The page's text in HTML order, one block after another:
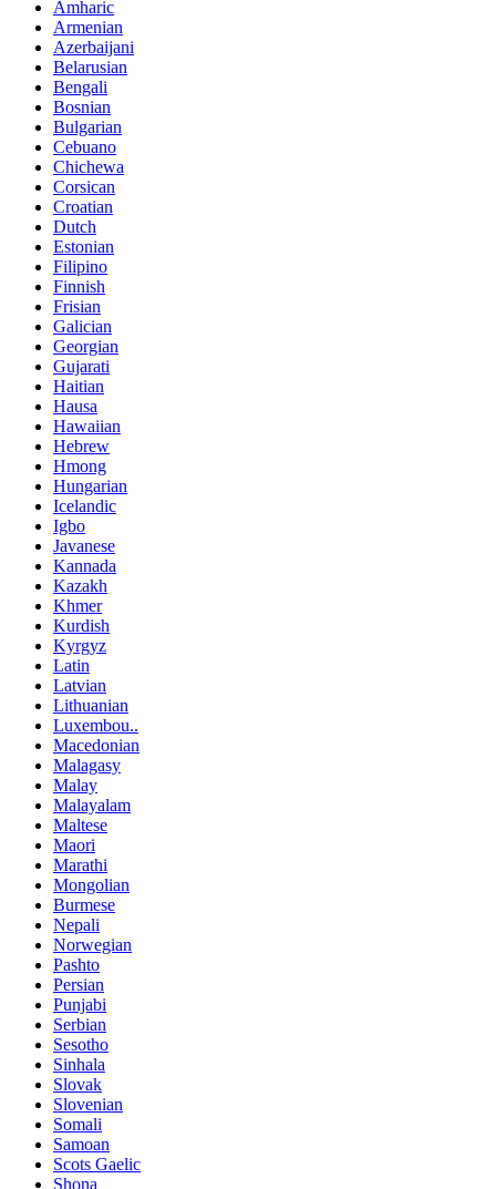
Amharic
Armenian
Azerbaijani
Belarusian
Bengali
Bosnian
Bulgarian
Cebuano
Chichewa
Corsican
Croatian
Dutch
Estonian
Filipino
Finnish
Frisian
Galician
Georgian
Gujarati
Haitian
Hausa
Hawaiian
Hebrew
Hmong
Hungarian
Icelandic
Igbo
Javanese
Kannada
Kazakh
Khmer
Kurdish
Kyrgyz
Latin
Latvian
Lithuanian
Luxembou..
Macedonian
Malagasy
Malay
Malayalam
Maltese
Maori
Marathi
Mongolian
Burmese
Nepali
Norwegian
Pashto
Persian
Punjabi
Serbian
Sesotho
Sinhala
Slovak
Slovenian
Somali
Samoan
Scots Gaelic
Shona